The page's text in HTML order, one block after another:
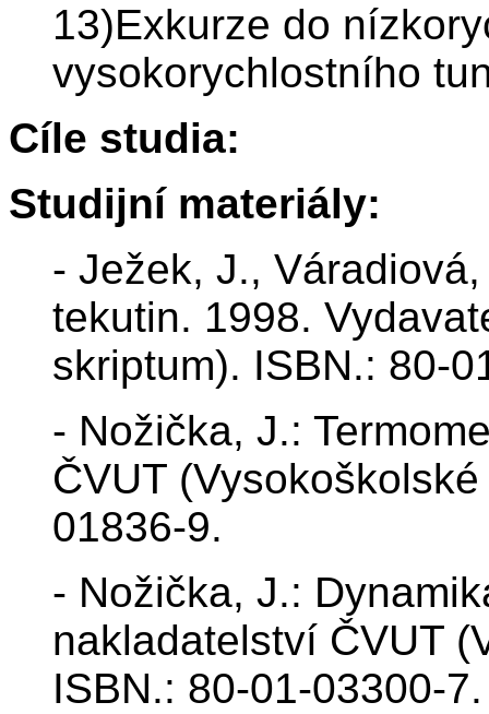
13)Exkurze do
vysokorychlostního
Cíle studia:
Studijní materiály:
- Ježek, J.,
tekutin. 1998.
skriptum). ISBN.: 80-
- Nožička, J.:
ČVUT
01836-9.
- Nožička, J.:
nakladatelství ČVUT
ISBN.: 80-01-03300-7.